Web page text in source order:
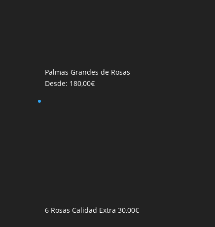
Palmas Grandes de Rosas
Desde: 180,00€
6 Rosas Calidad Extra 30,00€